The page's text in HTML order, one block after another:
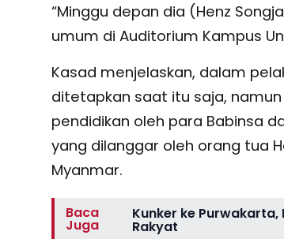
“Minggu depan dia (Henz
umum di Auditorium Kampus
Kasad menjelaskan, dalam
ditetapkan saat itu saja,
pendidikan oleh para Babinsa
yang dilanggar oleh orang tua
Myanmar.
Baca
Juga
Kunker ke
Rakyat